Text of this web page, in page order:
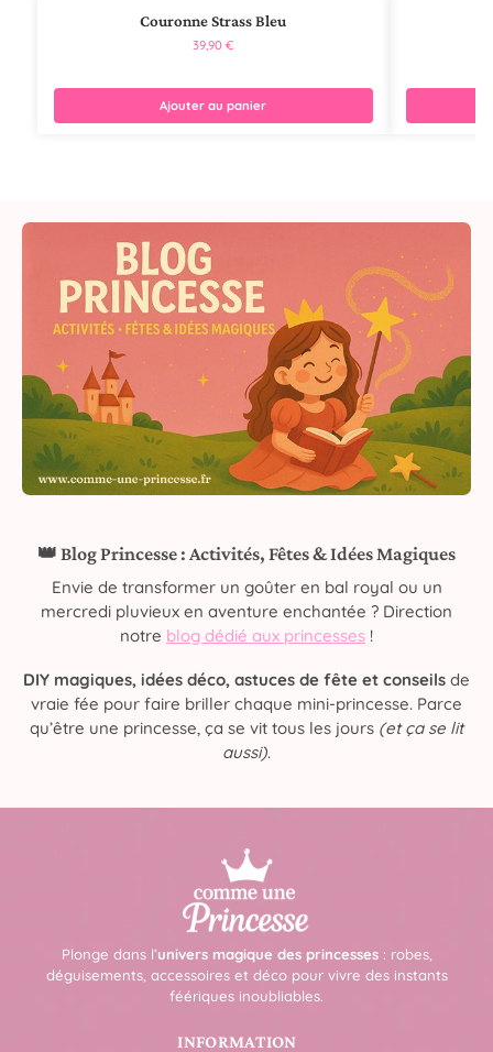
Couronne Strass Bleu
39,90€
Ajouter au panier
👑 Blog Princesse : Activités, Fêtes & Idées Magiques
Envie de transformer un goûter en bal royal ou un
mercredi pluvieux en aventure enchantée ? Direction
notre blog dédié aux princesses !
DIY magiques, idées déco, astuces de fête et conseils de
vraie fée pour faire briller chaque mini-princesse. Parce
qu’être une princesse, ça se vit tous les jours (et ça se lit
aussi).
Plonge dans l’univers magique des princesses: robes,
déguisements, accessoires et déco pour vivre des instants
féériques inoubliables.
INFORMATION